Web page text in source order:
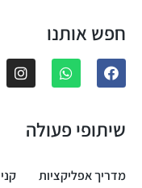
חפש אותנו
שיתופי פעולה
מדריך אפליקציות